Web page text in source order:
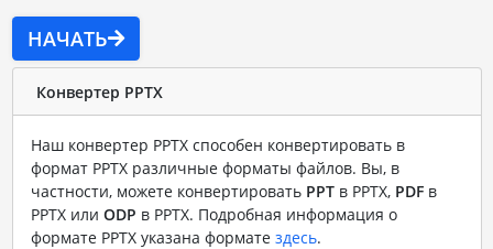
НАЧАТЬ
Конвертер PPTX
Наш конвертер PPTX способен конвертировать в
формат PPTX различные форматы файлов. Вы, в
частности, можете конвертировать PPTв PPTX, PDFв
PPTX или ODP в PPTX. Подробная информация о
формате PPTX указана формате здесь.